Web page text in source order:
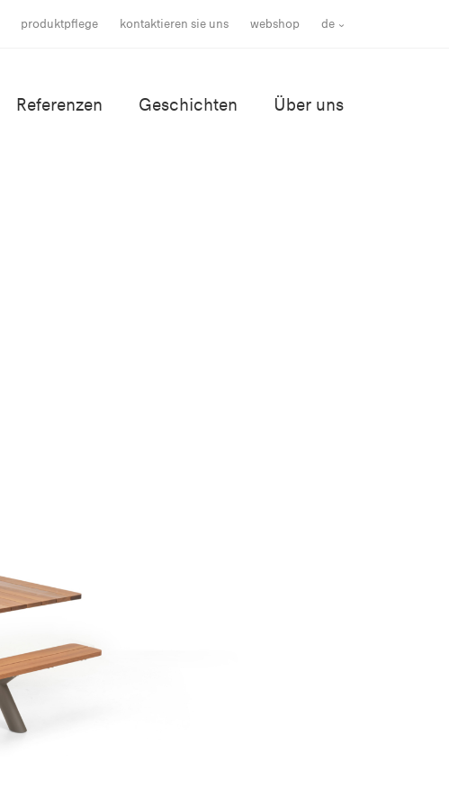
produktpflege kontaktieren sie uns webshop de
Referenzen Geschichten Über uns